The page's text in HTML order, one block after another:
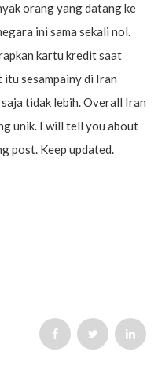
orang yang datang ke
ini sama sekali nol.
kartu kredit saat
sesampainy di Iran
tidak lebih. Overall Iran
unik. I will tell you about
post. Keep updated.